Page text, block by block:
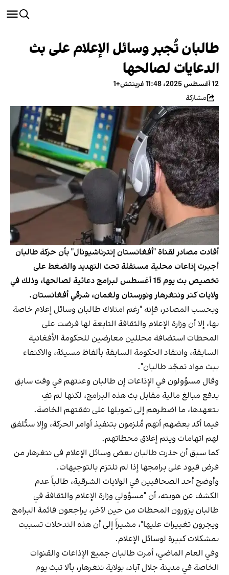
طالبان تُجبر وسائل الإعلام على بث
الدعايات لصالحها
12 أغسطس 2025، 11:48 غرينتش+1
مشاركة
أفادت مصادر لقناة "أفغانستان إنترناشيونال" بأن حركة طالبان
أجبرت إذاعات محلية مستقلة تحت التهديد والضغط على
تخصيص بث يوم 15 أغسطس لبرامج دعائية لصالحها، وذلك في
ولايات كنر وننغرهار ونورستان ولغمان، شرقي أفغانستان.
وبحسب المصادر، فإنه "رغم امتلاك طالبان وسائل إعلام خاصة
بها، إلا أن وزارة الإعلام والثقافة التابعة لها فرضت على
المحطات استضافة محللين معارضين للحكومة الأفغانية
السابقة، وانتقاد الحكومة السابقة بألفاظ مسيئة، والاكتفاء
ببث مواد تمجّد طالبان".
وقال مسؤولون في الإذاعات إن طالبان وعدتهم في وقت سابق
بدفع مبالغ مالية مقابل بث هذه البرامج، لكنها لم تفِ
بتعهدها، ما اضطرهم إلى تمويلها على نفقتهم الخاصة.
فيما أكد بعضهم أنهم مُلزمون بتنفيذ أوامر الحركة، وإلا ستُلفق
لهم اتهامات ويتم إغلاق محطاتهم.
كما سبق أن حذرت طالبان بعض وسائل الإعلام في ننغرهار من
فرض قيود على برامجها إذا لم تلتزم بالتوجيهات.
وأوضح أحد الصحافيين في الولايات الشرقية، طالباً عدم
الكشف عن هويته، أن "مسؤولي وزارة الإعلام والثقافة في
طالبان يزورون المحطات من حين لآخر، يراجعون قائمة البرامج
ويجرون تغييرات عليها"، مشيراً إلى أن هذه التدخلات تسببت
بمشكلات كبيرة لوسائل الإعلام.
وفي العام الماضي، أمرت طالبان جميع الإذاعات والقنوات
الخاصة في مدينة جلال آباد، بولاية ننغرهار، بألا تبث يوم